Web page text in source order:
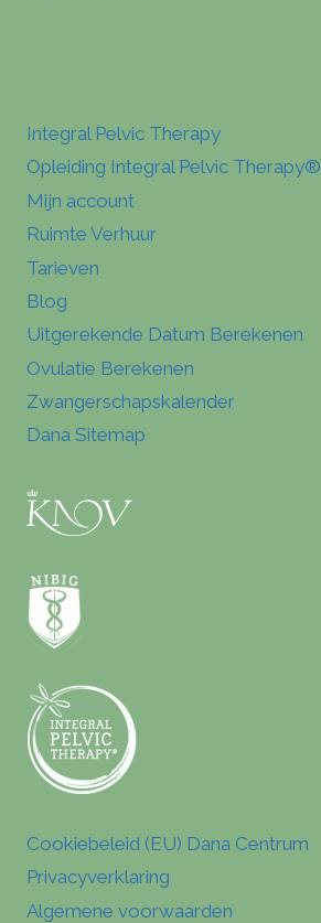
Integral Pelvic Therapy
Opleiding Integral Pelvic Therapy®
Mijn account
Ruimte Verhuur
Tarieven
Blog
Uitgerekende Datum Berekenen
Ovulatie Berekenen
Zwangerschapskalender
Dana Sitemap
Cookiebeleid (EU) Dana Centrum
Privacyverklaring
Algemene voorwaarden